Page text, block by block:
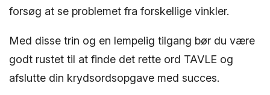
forsøg at se problemet fra forskellige vinkler.
Med disse trin og en lempelig tilgang bør du være
godt rustet til at finde det rette ord TAVLE og
afslutte din krydsordsopgave med succes.